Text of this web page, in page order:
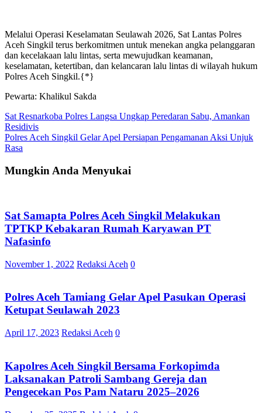
Melalui Operasi Keselamatan Seulawah 2026, Sat Lantas Polres
Aceh Singkil terus berkomitmen untuk menekan angka pelanggaran
dan kecelakaan lalu lintas, serta mewujudkan keamanan,
keselamatan, ketertiban, dan kelancaran lalu lintas di wilayah hukum
Polres Aceh Singkil.{*}
Pewarta: Khalikul Sakda
Navigasi
pos
Sat Resnarkoba Polres Langsa Ungkap Peredaran Sabu, Amankan
Residivis
Polres Aceh Singkil Gelar Apel Persiapan Pengamanan Aksi Unjuk
Rasa
Mungkin Anda Menyukai
Sat Samapta Polres Aceh Singkil Melakukan
TPTKP Kebakaran Rumah Karyawan PT
Nafasinfo
November 1, 2022 Redaksi Aceh 0
Polres Aceh Tamiang Gelar Apel Pasukan Operasi
Ketupat Seulawah 2023
April 17, 2023 Redaksi Aceh 0
Kapolres Aceh Singkil Bersama Forkopimda
Laksanakan Patroli Sambang Gereja dan
Pengecekan Pos Pam Nataru 2025–2026